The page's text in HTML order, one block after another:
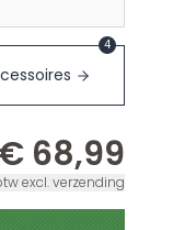
4
€ 68,99
excl. verzending